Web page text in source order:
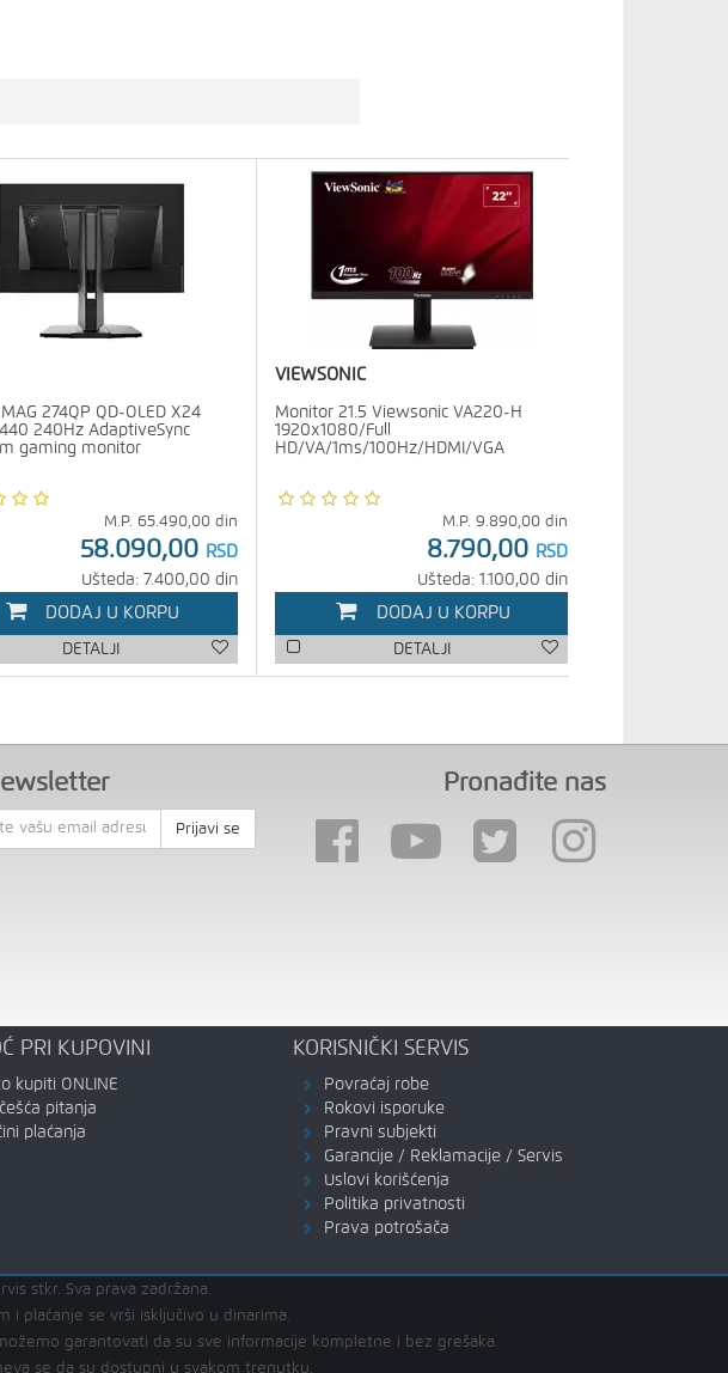
274QP QD-OLED X24
240Hz AdaptiveSync
gaming monitor
M.P. 65.490,00 din
58.090,00 RSD
Ušteda: 7.400,00 din
DODAJ U KORPU
DETALJI
VIEWSONIC
Monitor 21.5 Viewsonic VA220-H
1920x1080/Full
HD/VA/1ms/100Hz/HDMI/VGA
M.P. 9.890,00 din
8.790,00 RSD
Ušteda: 1.100,00 din
DODAJ U KORPU
DETALJI
Prijavi se
Pronađite nas
PRI KUPOVINI
kupiti ONLINE
pitanja
plaćanja
KORISNIČKI SERVIS
Povraćaj robe
Rokovi isporuke
Pravni subjekti
Garancije / Reklamacije / Servis
Uslovi korišćenja
Politika privatnosti
Prava potrošača
stkr. Sva prava zadržana.
i plaćanje se vrši isključivo u dinarima.
garantovati da su sve informacije kompletne i bez grešaka.
se da su dostupni u svakom trenutku.